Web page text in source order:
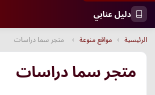
دليل عنابي
الرئيسية › مواقع منوعة › متجر سما دراسات
متجر سما دراسات